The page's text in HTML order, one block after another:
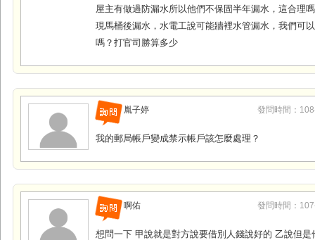
屋主有做過防漏水所以他們不保固半年漏水，這合理
現馬桶後漏水，水電工說可能牆裡水管漏水，我們可
嗎？打官司勝算多少
胤子婷 發問時間：
我的郵局帳戶變成禁示帳戶該怎麼處理？
啊佑 發問時間：
想問一下 甲說就是對方說要借別人錢說好的 乙說但是